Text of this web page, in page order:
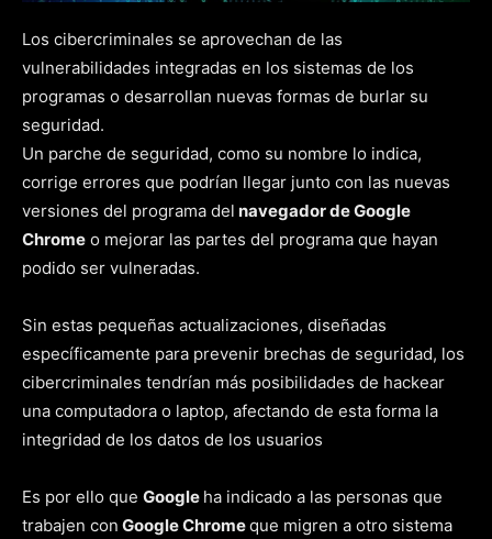
Los cibercriminales se aprovechan de las
vulnerabilidades integradas en los sistemas de los
programas o desarrollan nuevas formas de burlar su
seguridad.
Un parche de seguridad, como su nombre lo indica,
corrige errores que podrían llegar junto con las nuevas
versiones del programa del navegador de Google
Chrome o mejorar las partes del programa que hayan
podido ser vulneradas.
Sin estas pequeñas actualizaciones, diseñadas
específicamente para prevenir brechas de seguridad, los
cibercriminales tendrían más posibilidades de hackear
una computadora o laptop, afectando de esta forma la
integridad de los datos de los usuarios
Es por ello que Google ha indicado a las personas que
trabajen con Google Chromeque migren a otro sistema